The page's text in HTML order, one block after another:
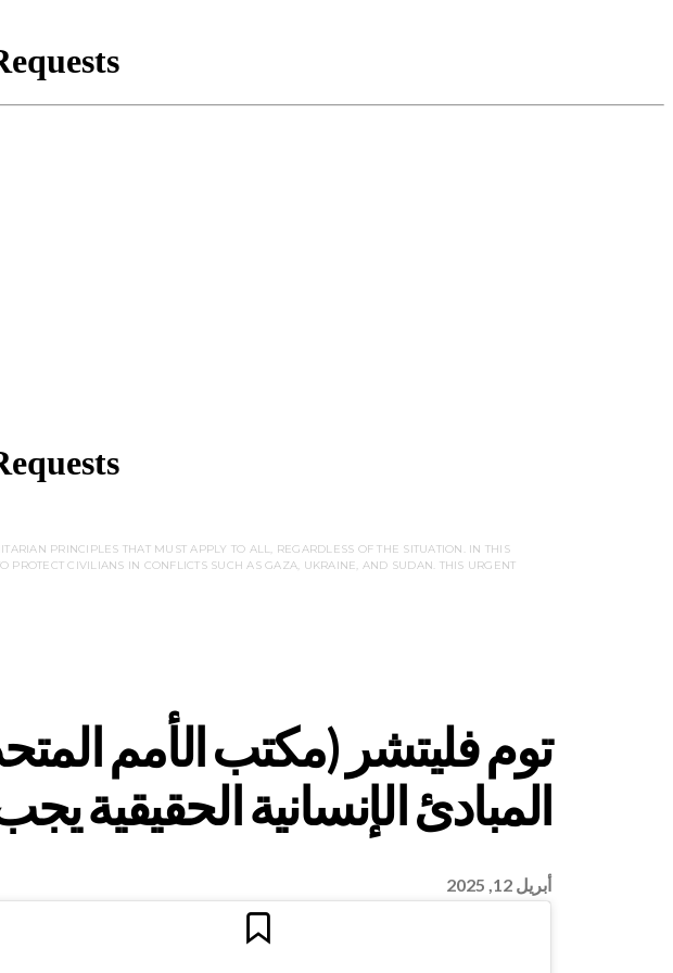
PRINCIPLES THAT MUST APPLY TO ALL, REGARDLESS OF THE SITUATION. IN THIS
CIVILIANS IN CONFLICTS SUCH AS GAZA, UKRAINE, AND SUDAN. THIS URGENT
توم فليتشر (مكتب الأمم
المبادئ الإنسانية الحقيقية
أبريل 12, 2025